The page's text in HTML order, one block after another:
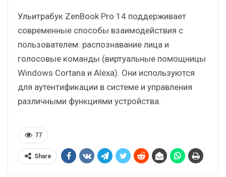
Ульитрабук ZenBook Pro 14 поддерживает
современные способы взаимодействия с
пользователем: распознавание лица и
голосовые команды (виртуальные помощницы
Windows Cortana и Alexa). Они используются
для аутентификации в системе и управления
различными функциями устройства.
77
Share